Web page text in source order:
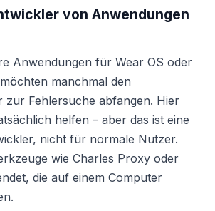
von Anwendungen
Anwendungen für Wear OS oder
manchmal den
zur Fehlersuche abfangen. Hier
helfen – aber das ist eine
nicht für normale Nutzer.
wie Charles Proxy oder
die auf einem Computer